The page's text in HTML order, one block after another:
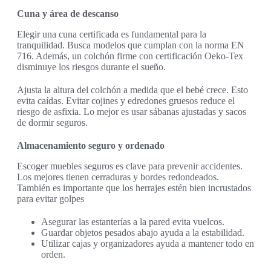
Cuna y área de descanso
Elegir una cuna certificada es fundamental para la
tranquilidad. Busca modelos que cumplan con la norma EN
716. Además, un colchón firme con certificación Oeko-Tex
disminuye los riesgos durante el sueño.
Ajusta la altura del colchón a medida que el bebé crece. Esto
evita caídas. Evitar cojines y edredones gruesos reduce el
riesgo de asfixia. Lo mejor es usar sábanas ajustadas y sacos
de dormir seguros.
Almacenamiento seguro y ordenado
Escoger muebles seguros es clave para prevenir accidentes.
Los mejores tienen cerraduras y bordes redondeados.
También es importante que los herrajes estén bien incrustados
para evitar golpes
Asegurar las estanterías a la pared evita vuelcos.
Guardar objetos pesados abajo ayuda a la estabilidad.
Utilizar cajas y organizadores ayuda a mantener todo en
orden.